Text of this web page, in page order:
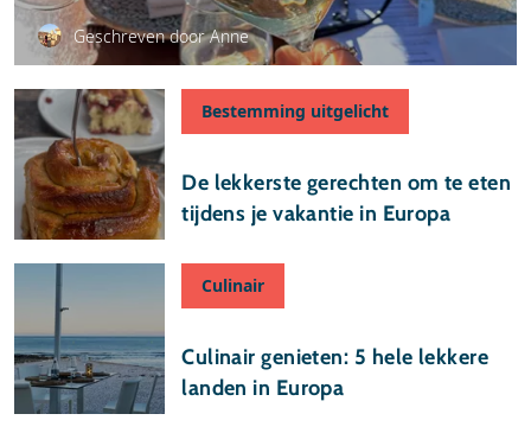
Geschreven door Anne
Bestemming uitgelicht
De lekkerste gerechten om te eten
tijdens je vakantie in Europa
Culinair
Culinair genieten: 5 hele lekkere
landen in Europa